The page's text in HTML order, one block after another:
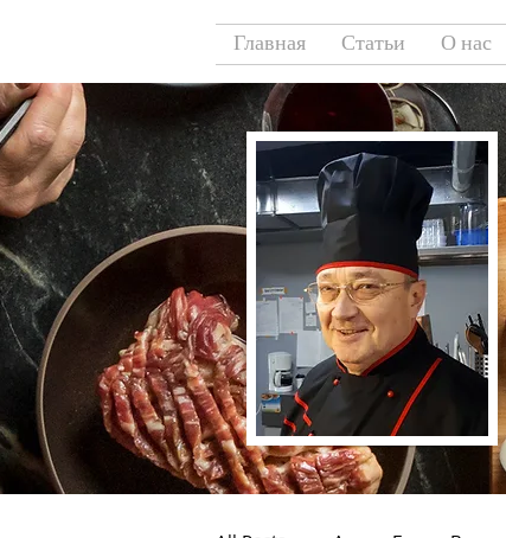
Главная Статьи О нас